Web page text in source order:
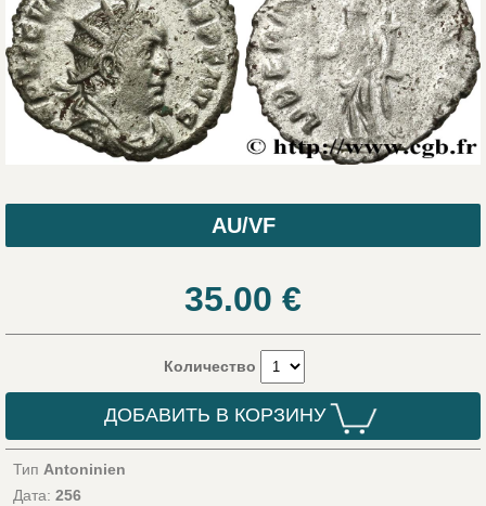
AU/VF
35.00 €
Количество
ДОБАВИТЬ В КОРЗИНУ
Тип Antoninien
Дата: 256